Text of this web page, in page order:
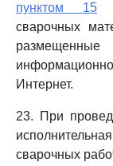
пунктом 15
сварочных
Интернет.
23. При
сварочных